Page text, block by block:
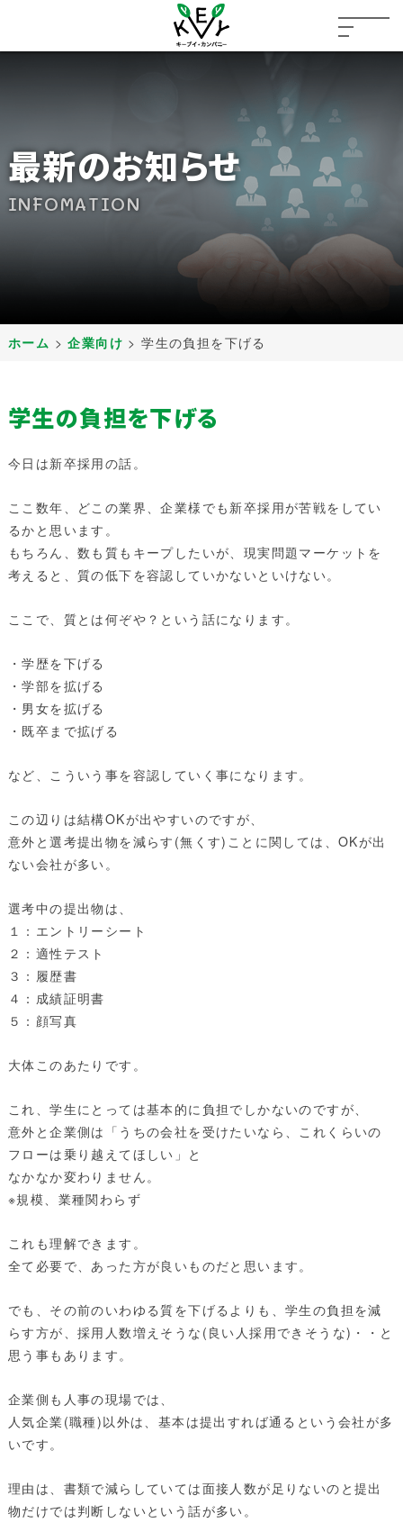
最新のお知らせ
INFOMATION
ホーム >企業向け >学生の負担を下げる
学生の負担を下げる
今日は新卒採用の話。
ここ数年、どこの業界、企業様でも新卒採用が苦戦をしてい
るかと思います。
もちろん、数も質もキープしたいが、現実問題マーケットを
考えると、質の低下を容認していかないといけない。
ここで、質とは何ぞや？という話になります。
・学歴を下げる
・学部を拡げる
・男女を拡げる
・既卒まで拡げる
など、こういう事を容認していく事になります。
この辺りは結構OKが出やすいのですが、
意外と選考提出物を減らす(無くす)ことに関しては、OKが出
ない会社が多い。
選考中の提出物は、
１：エントリーシート
２：適性テスト
３：履歴書
４：成績証明書
５：顔写真
大体このあたりです。
これ、学生にとっては基本的に負担でしかないのですが、
意外と企業側は「うちの会社を受けたいなら、これくらいの
フローは乗り越えてほしい」と
なかなか変わりません。
※規模、業種関わらず
これも理解できます。
全て必要で、あった方が良いものだと思います。
でも、その前のいわゆる質を下げるよりも、学生の負担を減
らす方が、採用人数増えそうな(良い人採用できそうな)・・と
思う事もあります。
企業側も人事の現場では、
人気企業(職種)以外は、基本は提出すれば通るという会社が多
いです。
理由は、書類で減らしていては面接人数が足りないのと提出
物だけでは判断しないという話が多い。